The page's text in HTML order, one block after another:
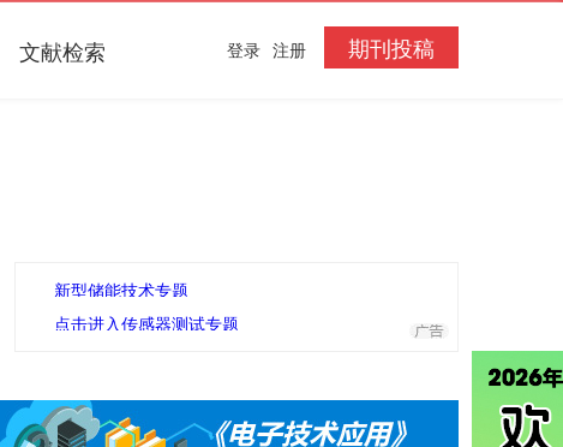
文献检索 期刊投稿
登录 注册
新型储能技术专题
点击进入传感器测试专题